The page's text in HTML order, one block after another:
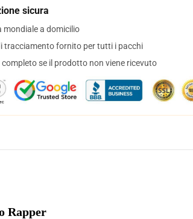
sicura
mondiale a domicilio
tracciamento fornito per tutti i pacchi
completo se il prodotto non viene ricevuto
Rapper